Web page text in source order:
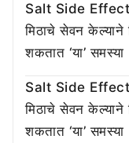
Salt Side
मिठाचे सेवन केल्याने
शकतात ‘या’ समस्या
Salt Side
मिठाचे सेवन केल्याने
शकतात ‘या’ समस्या